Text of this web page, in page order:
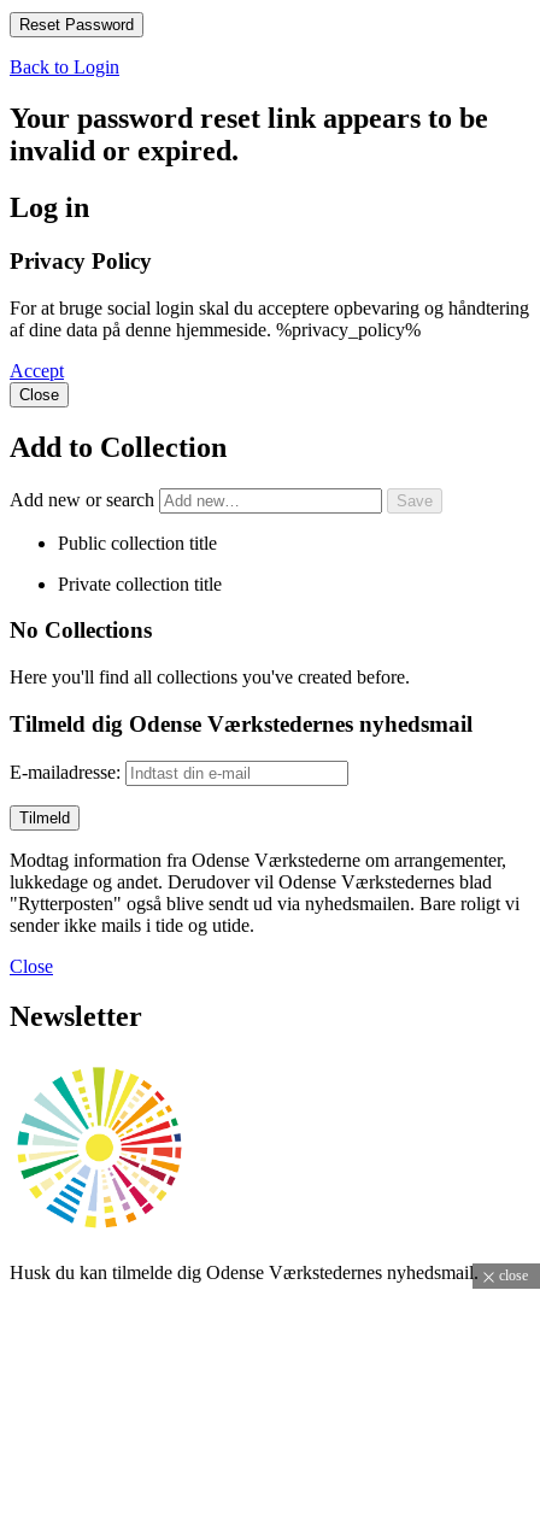
close
Back to Login
Your password reset link appears to be
invalid or expired.
Log in
Privacy Policy
For at bruge social login skal du acceptere opbevaring og håndtering
af dine data på denne hjemmeside. %privacy_policy%
Accept
Close
Add to Collection
Add new or search
Public collection title
Private collection title
No Collections
Here you'll find all collections you've created before.
Tilmeld dig Odense Værkstedernes nyhedsmail
E-mailadresse:
Modtag information fra Odense Værkstederne om arrangementer,
lukkedage og andet. Derudover vil Odense Værkstedernes blad
"Rytterposten" også blive sendt ud via nyhedsmailen. Bare roligt vi
sender ikke mails i tide og utide.
Close
Newsletter
Husk du kan tilmelde dig Odense Værkstedernes nyhedsmail.